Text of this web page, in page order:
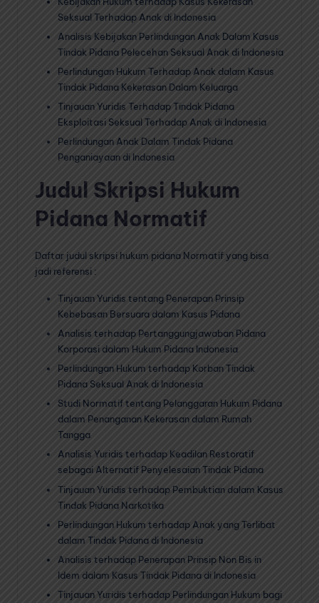
Seksual Terhadap Anak di Indonesia
Analisis Kebijakan Perlindungan Anak Dalam Kasus
Tindak Pidana Pelecehan Seksual Anak di Indonesia
Perlindungan Hukum Terhadap Anak dalam Kasus
Tindak Pidana Kekerasan Dalam Keluarga
Tinjauan Yuridis Terhadap Tindak Pidana
Eksploitasi Seksual Terhadap Anak di Indonesia
Perlindungan Anak Dalam Tindak Pidana
Penganiayaan di Indonesia
Judul Skripsi Hukum
Pidana Normatif
Daftar judul skripsi hukum pidana Normatif yang bisa
jadi referensi :
Tinjauan Yuridis tentang Penerapan Prinsip
Kebebasan Bersuara dalam Kasus Pidana
Analisis terhadap Pertanggungjawaban Pidana
Korporasi dalam Hukum Pidana Indonesia
Perlindungan Hukum terhadap Korban Tindak
Pidana Seksual Anak di Indonesia
Studi Normatif tentang Pelanggaran Hukum Pidana
dalam Penanganan Kekerasan dalam Rumah
Tangga
Analisis Yuridis terhadap Keadilan Restoratif
sebagai Alternatif Penyelesaian Tindak Pidana
Tinjauan Yuridis terhadap Pembuktian dalam Kasus
Tindak Pidana Narkotika
Perlindungan Hukum terhadap Anak yang Terlibat
dalam Tindak Pidana di Indonesia
Analisis terhadap Penerapan Prinsip Non Bis in
Idem dalam Kasus Tindak Pidana di Indonesia
Tinjauan Yuridis terhadap Perlindungan Hukum bagi